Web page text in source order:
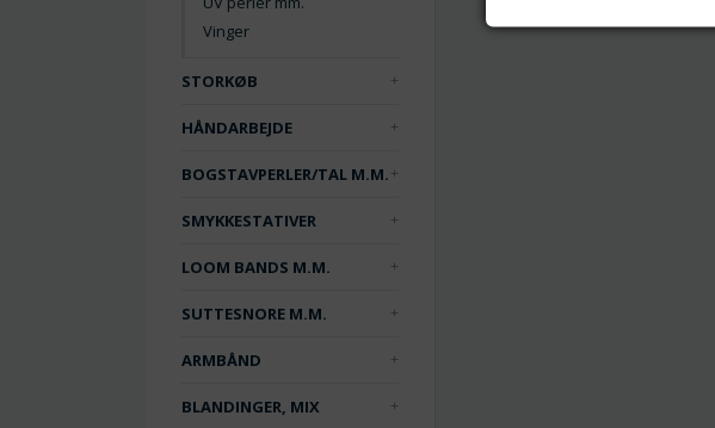
Vinger
STORKØB
HÅNDARBEJDE
BOGSTAVPERLER/TAL M.M.
SMYKKESTATIVER
LOOM BANDS M.M.
SUTTESNORE M.M.
ARMBÅND
BLANDINGER, MIX